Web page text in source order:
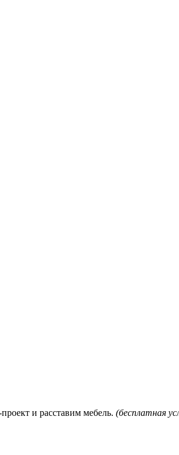
и расставим мебель. (бесплатная